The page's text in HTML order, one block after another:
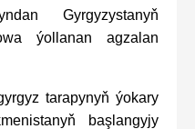
Gyrgyzystanyň
ýollanan agzalan
tarapynyň ýokary
başlangyjy